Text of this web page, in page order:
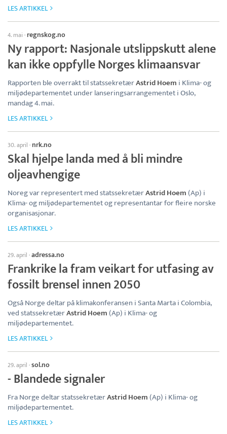
LES ARTIKKEL
4. mai · regnskog.no
Ny rapport: Nasjonale utslippskutt alene
kan ikke oppfylle Norges klimaansvar
Rapporten ble overrakt til statssekretærAstrid Hoem i Klima- og
miljødepartementet under lanseringsarrangementet i Oslo,
mandag 4. mai.
LES ARTIKKEL
30. april · nrk.no
Skal hjelpe landa med å bli mindre
oljeavhengige
Noreg var representert med statssekretærAstrid Hoem(Ap) i
Klima- og miljødepartementet og representantar for fleire norske
organisasjonar.
LES ARTIKKEL
29. april ·adressa.no
Frankrike la fram veikart for utfasing av
fossilt brensel innen 2050
Også Norge deltar på klimakonferansen i Santa Marta i Colombia,
ved statssekretærAstrid Hoem(Ap) i Klima- og
miljødepartementet.
LES ARTIKKEL
29. april ·sol.no
- Blandede signaler
Fra Norge deltar statssekretærAstrid Hoem(Ap) i Klima- og
miljødepartementet.
LES ARTIKKEL